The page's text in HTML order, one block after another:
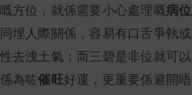
方位，就係需要小心處理嘅病位
埋人際關係，容易有口舌爭執或
去洩土氣；而三碧是非位就可以
為咗催旺好運，更重要係避開唔